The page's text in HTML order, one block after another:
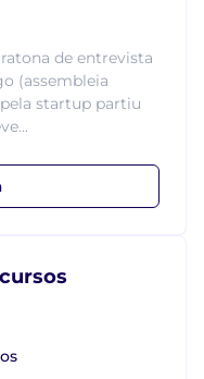
de entrevista
(assembleia
startup partiu